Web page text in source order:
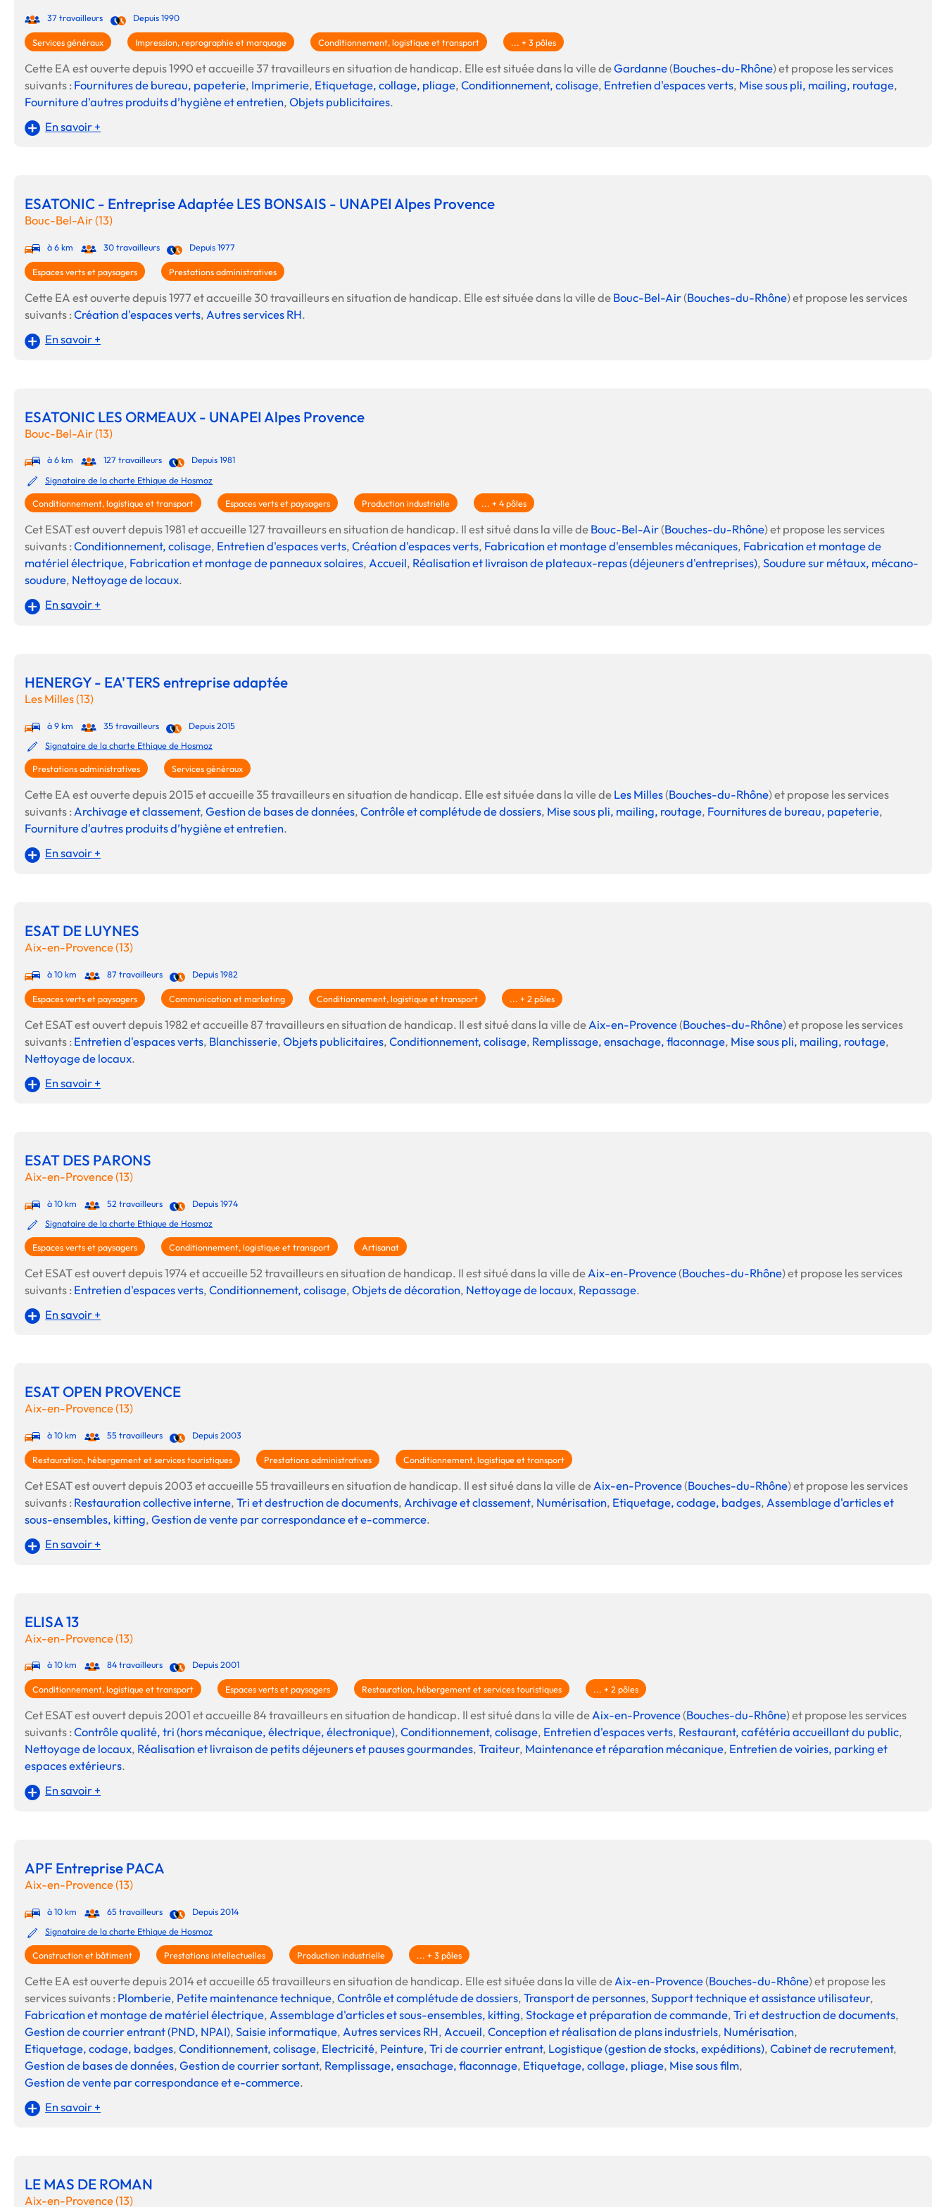
Cultiver son réseau
Le Club Partenaires
Votre accompagnement sur-mesure pour vos projets de développement
37 travailleurs Depuis 1990
Services généraux Impression, reprographie et marquage Conditionnement, logistique et transport ... + 3 pôles
Cette EA est ouverte depuis 1990 et accueille 37 travailleurs en situation de handicap. Elle est située dans la ville deGardanne(Bouches-du-Rhône) et propose les services
suivants : Fournitures de bureau, papeterie, Imprimerie, Etiquetage, collage, pliage,Conditionnement, colisage, Entretien d'espaces verts, Mise sous pli, mailing, routage,
Fourniture d'autres produits d’hygiène et entretien,Objets publicitaires.
En savoir +
ESATONIC - Entreprise Adaptée LES BONSAIS - UNAPEI Alpes Provence
Bouc-Bel-Air (13)
à 6 km 30 travailleurs Depuis 1977
Espaces verts et paysagers Prestations administratives
Cette EA est ouverte depuis 1977 et accueille 30 travailleurs en situation de handicap. Elle est située dans la ville deBouc-Bel-Air(Bouches-du-Rhône) et propose les services
suivants :Création d'espaces verts, Autres services RH.
En savoir +
ESATONIC LES ORMEAUX - UNAPEI Alpes Provence
Bouc-Bel-Air (13)
à 6 km 127 travailleurs
Depuis 1981
Signataire de la charte Ethique de Hosmoz
Conditionnement, logistique et transport Espaces verts et paysagers Production industrielle ... + 4 pôles
Cet ESAT est ouvert depuis 1981 et accueille 127 travailleurs en situation de handicap. Il est situé dans la ville deBouc-Bel-Air(Bouches-du-Rhône) et propose les services
suivants :Conditionnement, colisage, Entretien d'espaces verts,Création d'espaces verts, Fabrication et montage d'ensembles mécaniques, Fabrication et montage de
matériel électrique, Fabrication et montage de panneaux solaires, Accueil, Réalisation et livraison de plateaux-repas (déjeuners d'entreprises),Soudure sur métaux, mécano-
soudure, Nettoyage de locaux.
En savoir +
HENERGY - EA'TERS entreprise adaptée
Les Milles (13)
à 9 km 35 travailleurs
Depuis 2015
Signataire de la charte Ethique de Hosmoz
Prestations administratives Services généraux
Cette EA est ouverte depuis 2015 et accueille 35 travailleurs en situation de handicap. Elle est située dans la ville deLes Milles(Bouches-du-Rhône) et propose les services
suivants :Archivage et classement,Gestion de bases de données,Contrôle et complétude de dossiers, Mise sous pli, mailing, routage, Fournitures de bureau, papeterie,
Fourniture d'autres produits d’hygiène et entretien.
En savoir +
ESAT DE LUYNES
Aix-en-Provence (13)
à 10 km 87 travailleurs Depuis 1982
Espaces verts et paysagers Communication et marketing Conditionnement, logistique et transport ... + 2 pôles
Cet ESAT est ouvert depuis 1982 et accueille 87 travailleurs en situation de handicap. Il est situé dans la ville deAix-en-Provence(Bouches-du-Rhône) et propose les services
suivants : Entretien d'espaces verts, Blanchisserie,Objets publicitaires,Conditionnement, colisage, Remplissage, ensachage, flaconnage, Mise sous pli, mailing, routage,
Nettoyage de locaux.
En savoir +
ESAT DES PARONS
Aix-en-Provence (13)
à 10 km 52 travailleurs
Depuis 1974
Signataire de la charte Ethique de Hosmoz
Espaces verts et paysagers Conditionnement, logistique et transport Artisanat
Cet ESAT est ouvert depuis 1974 et accueille 52 travailleurs en situation de handicap. Il est situé dans la ville deAix-en-Provence(Bouches-du-Rhône) et propose les services
suivants : Entretien d'espaces verts,Conditionnement, colisage,Objets de décoration, Nettoyage de locaux, Repassage.
En savoir +
ESAT OPEN PROVENCE
Aix-en-Provence (13)
à 10 km 55 travailleurs Depuis 2003
Restauration, hébergement et services touristiques Prestations administratives Conditionnement, logistique et transport
Cet ESAT est ouvert depuis 2003 et accueille 55 travailleurs en situation de handicap. Il est situé dans la ville deAix-en-Provence(Bouches-du-Rhône) et propose les services
suivants : Restauration collective interne,Tri et destruction de documents, Archivage et classement, Numérisation, Etiquetage, codage, badges, Assemblage d'articles et
sous-ensembles, kitting,Gestion de vente par correspondance et e-commerce.
En savoir +
ELISA 13
Aix-en-Provence (13)
à 10 km 84 travailleurs Depuis 2001
Conditionnement, logistique et transport Espaces verts et paysagers Restauration, hébergement et services touristiques ... + 2 pôles
Cet ESAT est ouvert depuis 2001 et accueille 84 travailleurs en situation de handicap. Il est situé dans la ville deAix-en-Provence(Bouches-du-Rhône) et propose les services
suivants :Contrôle qualité, tri (hors mécanique, électrique, électronique),Conditionnement, colisage, Entretien d'espaces verts, Restaurant, cafétéria accueillant du public,
Nettoyage de locaux, Réalisation et livraison de petits déjeuners et pauses gourmandes,Traiteur, Maintenance et réparation mécanique, Entretien de voiries, parking et
espaces extérieurs.
En savoir +
APF Entreprise PACA
Aix-en-Provence (13)
à 10 km 65 travailleurs
Depuis 2014
Signataire de la charte Ethique de Hosmoz
Construction et bâtiment Prestations intellectuelles Production industrielle ... + 3 pôles
Cette EA est ouverte depuis 2014 et accueille 65 travailleurs en situation de handicap. Elle est située dans la ville deAix-en-Provence(Bouches-du-Rhône) et propose les
services suivants : Plomberie, Petite maintenance technique,Contrôle et complétude de dossiers,Transport de personnes,Support technique et assistance utilisateur,
Fabrication et montage de matériel électrique, Assemblage d'articles et sous-ensembles, kitting,Stockage et préparation de commande,Tri et destruction de documents,
Gestion de courrier entrant (PND, NPAI),Saisie informatique, Autres services RH, Accueil,Conception et réalisation de plans industriels, Numérisation,
Etiquetage, codage, badges,Conditionnement, colisage, Electricité, Peinture,Tri de courrier entrant, Logistique (gestion de stocks, expéditions),Cabinet de recrutement,
Gestion de bases de données,Gestion de courrier sortant, Remplissage, ensachage, flaconnage, Etiquetage, collage, pliage, Mise sous film,
Gestion de vente par correspondance et e-commerce.
En savoir +
LE MAS DE ROMAN
Aix-en-Provence (13)